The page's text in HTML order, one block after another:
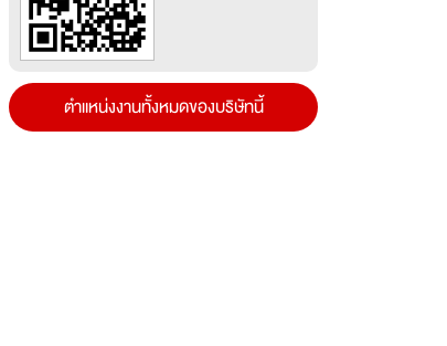
ตำแหน่งงานทั้งหมดของบริษัทนี้